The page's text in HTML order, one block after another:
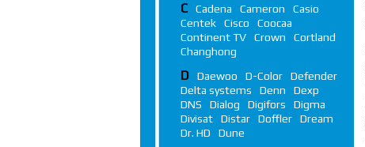
C Cadena Cameron
Casio
Centek
Cisco
Coocaa
Continent TV
Crown
Cortland
Changhong
D Daewoo D-Color
Defender
Delta systems
Denn
Dexp
DNS
Dialog Digifors
Digma
Divisat
Distar Doffler
Dream
Dr. HD
Dune